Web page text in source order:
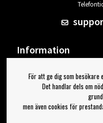
Information
Om Bengans
FAQ / Köp- & Leveransvillkor
Jag vill ha
För att ge dig som besökare
Det handlar dels om
men även cookies för